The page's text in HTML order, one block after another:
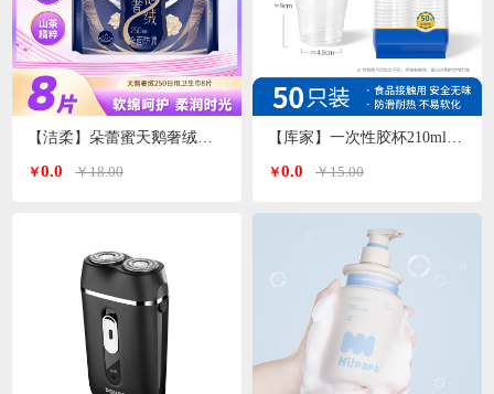
【洁柔】朵蕾蜜天鹅奢绒卫生巾日用250mm
￥0.0 ￥18.00
【库家】一次性胶杯210ml*50只/包KJ-1452
￥0.0 ￥15.00